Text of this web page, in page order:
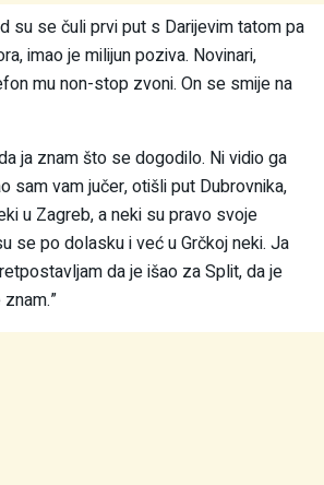
su se čuli prvi put s Darijevim tatom pa
imao je milijun poziva. Novinari,
mu non-stop zvoni. On se smije na
ja znam što se dogodilo. Ni vidio ga
sam vam jučer, otišli put Dubrovnika,
u Zagreb, a neki su pravo svoje
se po dolasku i već u Grčkoj neki. Ja
da je išao za Split, da je